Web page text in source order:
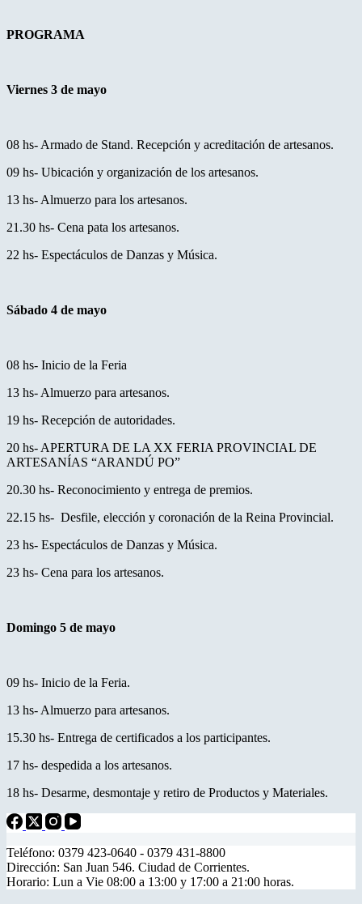
PROGRAMA
Viernes 3 de mayo
08 hs- Armado de Stand. Recepción y acreditación de artesanos.
09 hs- Ubicación y organización de los artesanos.
13 hs- Almuerzo para los artesanos.
21.30 hs- Cena pata los artesanos.
22 hs- Espectáculos de Danzas y Música.
Sábado 4 de mayo
08 hs- Inicio de la Feria
13 hs- Almuerzo para artesanos.
19 hs- Recepción de autoridades.
20 hs- APERTURA DE LA XX FERIA PROVINCIAL DE
ARTESANÍAS “ARANDÚ PO”
20.30 hs- Reconocimiento y entrega de premios.
22.15 hs- Desfile, elección y coronación de la Reina Provincial.
23 hs- Espectáculos de Danzas y Música.
23 hs- Cena para los artesanos.
Domingo 5 de mayo
09 hs- Inicio de la Feria.
13 hs- Almuerzo para artesanos.
15.30 hs- Entrega de certificados a los participantes.
17 hs- despedida a los artesanos.
18 hs- Desarme, desmontaje y retiro de Productos y Materiales.
Teléfono: 0379 423-0640 - 0379 431-8800
Dirección: San Juan 546. Ciudad de Corrientes.
Horario: Lun a Vie 08:00 a 13:00 y 17:00 a 21:00 horas.